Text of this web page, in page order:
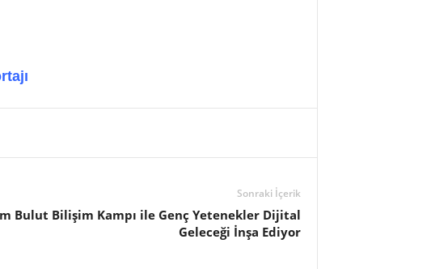
Sonraki İçerik
Bulut Bilişim Kampı ile Genç Yetenekler Dijital
Geleceği İnşa Ediyor